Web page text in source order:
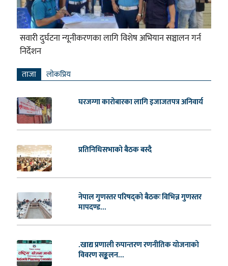
सवारी दुर्घटना न्यूनीकरणका लागि विशेष अभियान सञ्चालन गर्न
निर्देशन
ताजा लाेकप्रिय
घरजग्गा कारोबारका लागि इजाजतपत्र अनिवार्य
प्रतिनिधिसभाको बैठक बस्दै
नेपाल गुणस्तर परिषद्को बैठकः विभिन्न गुणस्तर
मापदण्ड...
.खाद्य प्रणाली रुपान्तरण रणनीतिक योजनाको
विवरण सङ्कलन...